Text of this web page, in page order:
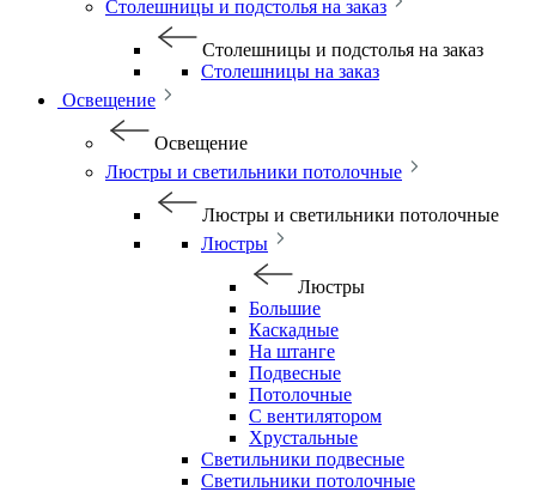
Столешницы и подстолья на заказ
Столешницы и подстолья на заказ
Столешницы на заказ
Освещение
Освещение
Люстры и светильники потолочные
Люстры и светильники потолочные
Люстры
Люстры
Большие
Каскадные
На штанге
Подвесные
Потолочные
С вентилятором
Хрустальные
Светильники подвесные
Светильники потолочные